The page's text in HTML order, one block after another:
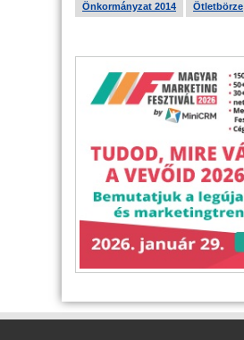
Önkormányzat 2014 Ötletbörze